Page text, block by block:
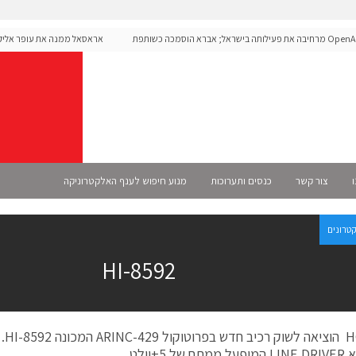
OpenAI מרחיבה את פעילותה בישראל; אברא הוסמכה כשותפת
אראסאל ממנה את עופר
צור קשר כנסים ותערוכות מנוע חיפוש לענף האלקטרוניקה
HI-8592